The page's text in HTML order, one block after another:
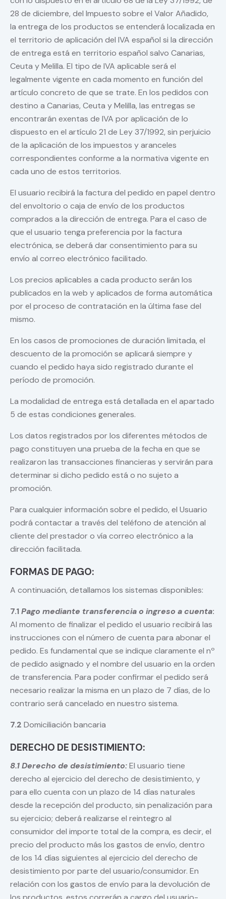
28 de diciembre, del Impuesto sobre el Valor Añadido,
la entrega de los productos se entenderá localizada en
el territorio de aplicación del IVA español si la dirección
de entrega está en territorio español salvo Canarias,
Ceuta y Melilla. El tipo de IVA aplicable será el
legalmente vigente en cada momento en función del
artículo concreto de que se trate. En los pedidos con
destino a Canarias, Ceuta y Melilla, las entregas se
encontrarán exentas de IVA por aplicación de lo
dispuesto en el artículo 21 de Ley 37/1992, sin perjuicio
de la aplicación de los impuestos y aranceles
correspondientes conforme a la normativa vigente en
cada uno de estos territorios.
El usuario recibirá la factura del pedido en papel dentro
del envoltorio o caja de envío de los productos
comprados a la dirección de entrega. Para el caso de
que el usuario tenga preferencia por la factura
electrónica, se deberá dar consentimiento para su
envío al correo electrónico facilitado.
Los precios aplicables a cada producto serán los
publicados en la web y aplicados de forma automática
por el proceso de contratación en la última fase del
mismo.
En los casos de promociones de duración limitada, el
descuento de la promoción se aplicará siempre y
cuando el pedido haya sido registrado durante el
período de promoción.
La modalidad de entrega está detallada en el apartado
5 de estas condiciones generales.
Los datos registrados por los diferentes métodos de
pago constituyen una prueba de la fecha en que se
realizaron las transacciones financieras y servirán para
determinar si dicho pedido está o no sujeto a
promoción.
Para cualquier información sobre el pedido, el Usuario
podrá contactar a través del teléfono de atención al
cliente del prestador o vía correo electrónico a la
dirección facilitada.
FORMAS DE PAGO:
A continuación, detallamos los sistemas disponibles:
7.1Pago mediante transferencia o ingreso a cuenta:
Al momento de finalizar el pedido el usuario recibirá las
instrucciones con el número de cuenta para abonar el
pedido. Es fundamental que se indique claramente el nº
de pedido asignado y el nombre del usuario en la orden
de transferencia. Para poder confirmar el pedido será
necesario realizar la misma en un plazo de 7 días, de lo
contrario será cancelado en nuestro sistema.
7.2 Domiciliación bancaria
DERECHO DE DESISTIMIENTO:
8.1 Derecho de desistimiento:El usuario tiene
derecho al ejercicio del derecho de desistimiento, y
para ello cuenta con un plazo de 14 días naturales
desde la recepción del producto, sin penalización para
su ejercicio; deberá realizarse el reintegro al
consumidor del importe total de la compra, es decir, el
precio del producto más los gastos de envío, dentro
de los 14 días siguientes al ejercicio del derecho de
desistimiento por parte del usuario/consumidor. En
relación con los gastos de envío para la devolución de